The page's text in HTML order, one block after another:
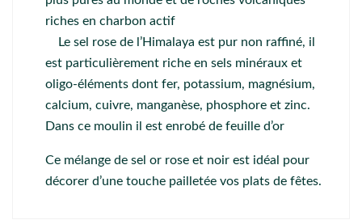
riches en charbon actif
Le sel rose de l’Himalaya est pur non raffiné, il
est particulièrement riche en sels minéraux et
oligo-éléments dont fer, potassium, magnésium,
calcium, cuivre, manganèse, phosphore et zinc.
Dans ce moulin il est enrobé de feuille d’or
Ce mélange de sel or rose et noir est idéal pour
décorer d’une touche pailletée vos plats de fêtes.